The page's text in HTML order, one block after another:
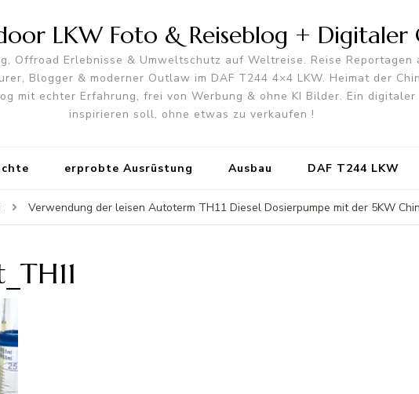
LKW Foto & Reiseblog + Digitaler
Offroad Erlebnisse & Umweltschutz auf Weltreise. Reise Reportagen
Blogger & moderner Outlaw im DAF T244 4×4 LKW. Heimat der
mit echter Erfahrung, frei von Werbung & ohne KI Bilder. Ein
inspirieren soll, ohne etwas zu verkaufen !
erprobte Ausrüstung Ausbau DAF T244 LKW
Verwendung der leisen Autoterm TH11 Diesel Dosierpumpe mit der 5KW